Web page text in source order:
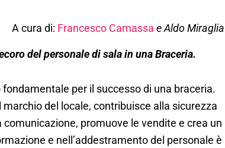
A cura di: Francesco Camassa e Aldo Miraglia
del personale di sala in una Braceria.
per il successo di una braceria.
del locale, contribuisce alla sicurezza
promuove le vendite e crea un
e nell’addestramento del personale è